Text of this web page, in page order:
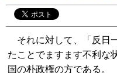
それに対して、「反日
たことでますます不利な
国の朴政権の方である。